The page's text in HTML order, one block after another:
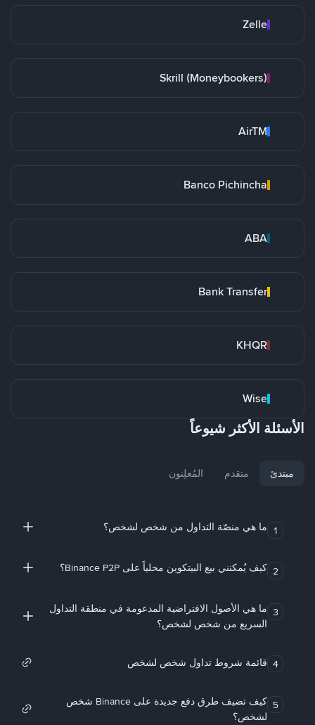
Zelle
Skrill (Moneybookers)
AirTM
Banco Pichincha
ABA
Bank Transfer
KHQR
Wise
الأسئلة الأكثر شيوعاً
مبتدئ متقدم المُعلِنون
1 ما هي منصّة التداول من شخص لشخص؟
2 كيف يُمكنني بيع البيتكوين محلياً على Binance P2P؟
3 ما هي الأصول الافتراضية المدعومة في منطقة التداول
السريع من شخص لشخص؟
4 قائمة شروط تداول شخص لشخص
5
كيف تضيف طرق دفع جديدة على Binance شخص
لشخص؟